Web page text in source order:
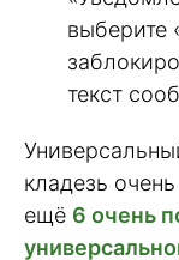
выберите
текст
кладезь
ещё 6 очень